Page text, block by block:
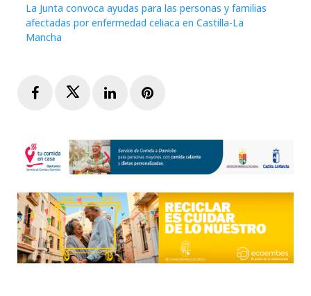
La Junta convoca ayudas para las personas y familias
afectadas por enfermedad celiaca en Castilla-La
Mancha
FacebookTwitterLinkedInPinterest